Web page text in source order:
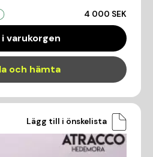
4 000 SEK
i varukorgen
och hämta
Lägg till i önskelista